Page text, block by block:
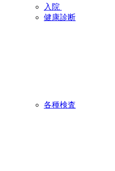
入院
健康診断
各種検査